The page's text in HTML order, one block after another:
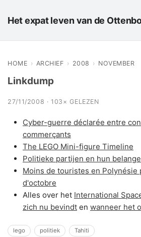
Het expat leven van de
HOME › ARCHIEF › 2008 › NOVEMBER
Linkdump
27/11/2008 · 103× GELEZEN
Cyber-guerre déclarée entre
commerçants
The LEGO Mini-figure Timeline
Politieke partijen en hun
Moins de touristes en Polynésie
d'octobre
Alles over het International
zich nu bevindt en wanneer het
lego politiek Tahiti